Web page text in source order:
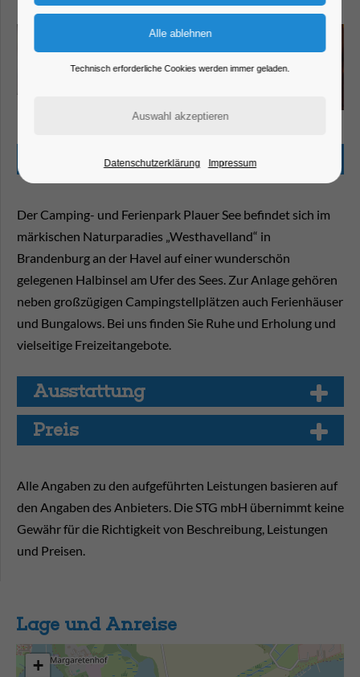
Beschreibung
Der Camping- und Ferienpark Plauer See befindet sich im
märkischen Naturparadies „Westhavelland“ in
Brandenburg an der Havel auf einer wunderschön
gelegenen Halbinsel am Ufer des Sees. Zur Anlage gehören
neben großzügigen Campingstellplätzen auch Ferienhäuser
und Bungalows. Bei uns finden Sie Ruhe und Erholung und
vielseitige Freizeitangebote.
Aus­stat­tung
Preis
Alle Angaben zu den aufgeführten Leistungen basieren auf
den Angaben des Anbieters. Die STG mbH übernimmt keine
Gewähr für die Richtigkeit von Beschreibung, Leistungen
und Preisen.
Lage und Anreise
+
Technisch erforderliche Cookies werden immer geladen.
Datenschutzerklärung Impressum